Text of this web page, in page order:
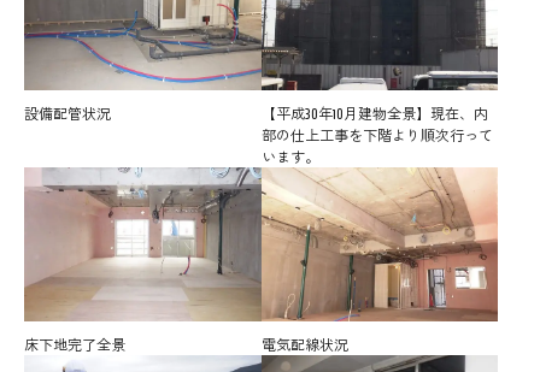
設備配管状況
【平成30年10月建物全景】現在、内
部の仕上工事を下階より順次行って
います。
床下地完了全景 電気配線状況